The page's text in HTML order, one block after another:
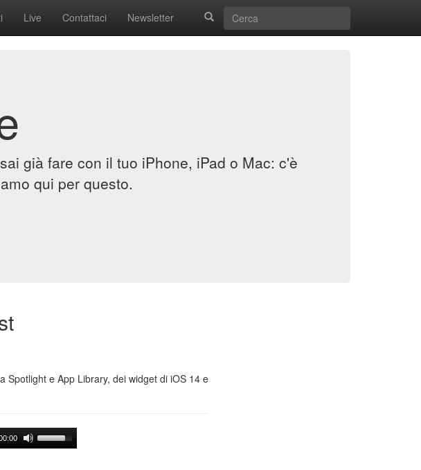
Live Contattaci Newsletter
già fare con il tuo iPhone, iPad o Mac: c'è
qui per questo.
Spotlight e App Library, dei widget di iOS 14 e